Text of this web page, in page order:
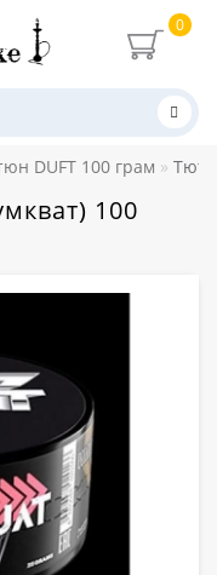
0
DUFT 100 грам
100